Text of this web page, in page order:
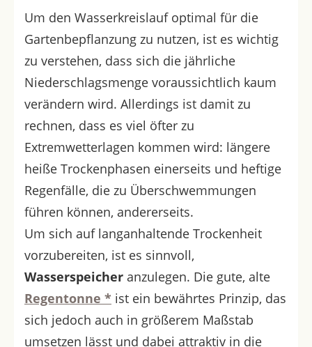
Um den Wasserkreislauf optimal für die
Gartenbepflanzung zu nutzen, ist es wichtig
zu verstehen, dass sich die jährliche
Niederschlagsmenge voraussichtlich kaum
verändern wird. Allerdings ist damit zu
rechnen, dass es viel öfter zu
Extremwetterlagen kommen wird: längere
heiße Trockenphasen einerseits und heftige
Regenfälle, die zu Überschwemmungen
führen können, andererseits.
Um sich auf langanhaltende Trockenheit
vorzubereiten, ist es sinnvoll,
Wasserspeicher anzulegen. Die gute, alte
Regentonne * ist ein bewährtes Prinzip, das
sich jedoch auch in größerem Maßstab
umsetzen lässt und dabei attraktiv in die